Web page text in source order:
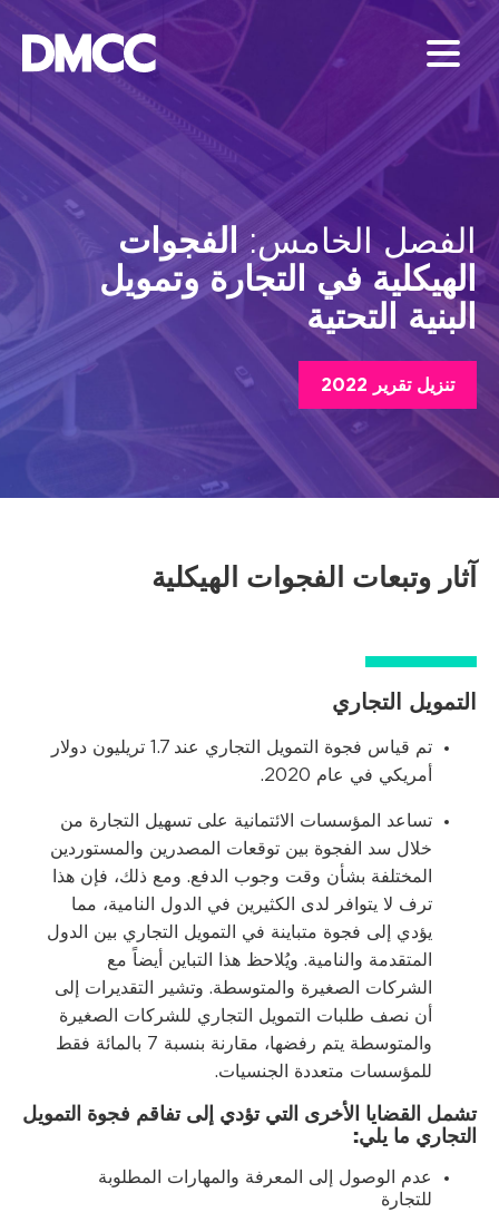
Skip
content
الفصل الخامس: الفجوات
الهيكلية في التجارة وتمويل
البنية التحتية
تنزيل تقرير 2022
آثار وتبعات الفجوات الهيكلية
التمويل التجاري
تم قياس فجوة التمويل التجاري عند 1.7 تريليون دولار
أمريكي في عام 2020.
تساعد المؤسسات الائتمانية على تسهيل التجارة من
خلال سد الفجوة بين توقعات المصدرين والمستوردين
المختلفة بشأن وقت وجوب الدفع. ومع ذلك، فإن هذا
ترف لا يتوافر لدى الكثيرين في الدول النامية، مما
يؤدي إلى فجوة متباينة في التمويل التجاري بين الدول
المتقدمة والنامية. ويُلاحظ هذا التباين أيضاً مع
الشركات الصغيرة والمتوسطة. وتشير التقديرات إلى
أن نصف طلبات التمويل التجاري للشركات الصغيرة
والمتوسطة يتم رفضها، مقارنة بنسبة 7 بالمائة فقط
للمؤسسات متعددة الجنسيات.
تشمل القضايا الأخرى التي تؤدي إلى تفاقم فجوة التمويل
التجاري ما يلي:
عدم الوصول إلى المعرفة والمهارات المطلوبة
للتجارة